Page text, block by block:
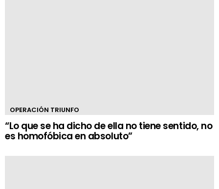
OPERACIÓN TRIUNFO
“Lo que se ha dicho de ella no tiene sentido, no
es homofóbica en absoluto”